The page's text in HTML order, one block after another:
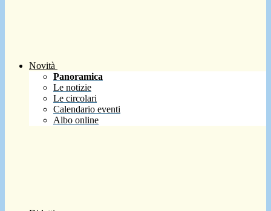
Novità
Panoramica
Le notizie
Le circolari
Calendario eventi
Albo online